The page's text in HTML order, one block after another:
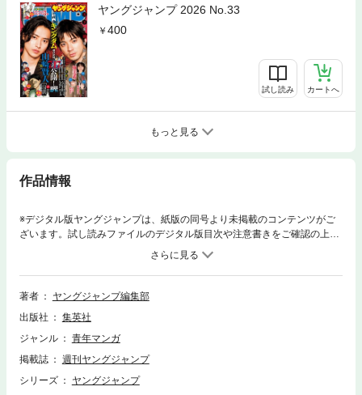
ヤングジャンプ 2026 No.33
400
試し読み カートへ
もっと見る
作品情報
※デジタル版ヤングジャンプは、紙版の同号より未掲載のコンテンツがご
ざいます。試し読みファイルのデジタル版目次や注意書きをご確認の上ご
購入ください。／「ヤングジャンプ 2025 No.33」、紙と同時に配信！／
【表紙＆巻頭グラビア】川崎桜（乃木坂46）（※「崎」は「たつさき」が
正式表記）／【巻頭カラー】『ウマ娘 シンデレラグレイ』（漫画：久住太
陽 脚本：杉浦理史＆Pita 漫画企画構成：伊藤隼之介（原作：Cygame
ま）、『げにかすり』（迫稔雄）、『シャドーハウス』（ソウマトウ）／
【センターグラビア】ちなつ／【巻末グラビア】山田あい／ほか、20作品
著者
ヤングジャンプ編集部
出版社
集英社
ジャンル
青年マンガ
掲載誌
週刊ヤングジャンプ
シリーズ
ヤングジャンプ